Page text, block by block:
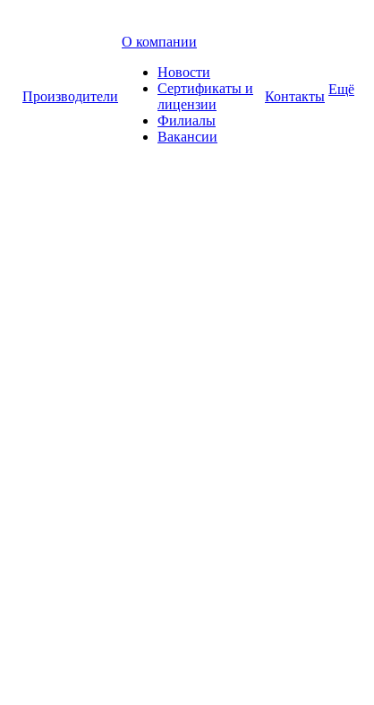
Производители
О компании
Новости
Сертификаты и
лицензии
Филиалы
Вакансии
Контакты Ещё